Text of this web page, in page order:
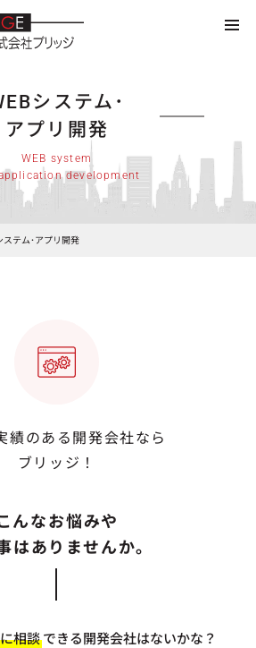
システム･
アプリ開発
WEB system
development
ステム･アプリ開発
績のある開発会社なら
ブリッジ！
んなお悩みや
はありませんか。
相談 できる開発会社はないかな？